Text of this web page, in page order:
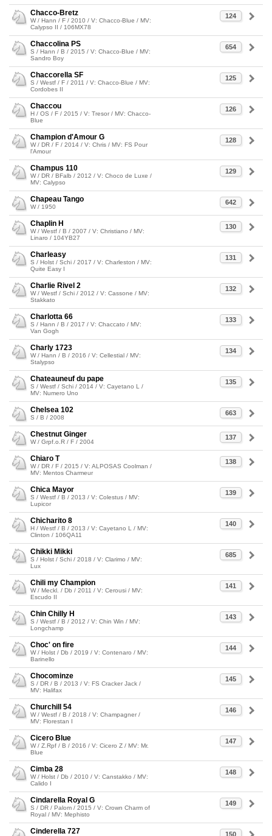
124
Chacco-Bretz
W / Hann / F / 2010 / V: Chacco-Blue / MV:
Calypso II / 106MX78
654
Chaccolina PS
S / Hann / B / 2015 / V: Chacco-Blue / MV:
Sandro Boy
125
Chaccorella SF
S / Westf / F / 2011 / V: Chacco-Blue / MV:
Cordobes II
126
Chaccou
H / OS / F / 2015 / V: Tresor / MV: Chacco-
Blue
128
Champion d'Amour G
W / DR / F / 2014 / V: Chris / MV: FS Pour
l'Amour
129
Champus 110
W / DR / BFalb / 2012 / V: Choco de Luxe /
MV: Calypso
642
Chapeau Tango
W / 1950
130
Chaplin H
W / Westf / B / 2007 / V: Christiano / MV:
Linaro / 104YB27
131
Charleasy
S / Holst / Schi / 2017 / V: Charleston / MV:
Quite Easy I
132
Charlie Rivel 2
W / Westf / Schi / 2012 / V: Cassone / MV:
Stakkato
133
Charlotta 66
S / Hann / B / 2017 / V: Chaccato / MV:
Van Gogh
134
Charly 1723
W / Hann / B / 2016 / V: Cellestial / MV:
Stalypso
135
Chateauneuf du pape
S / Westf / Schi / 2014 / V: Cayetano L /
MV: Numero Uno
663
Chelsea 102
S / B / 2008
137
Chestnut Ginger
W / Grpf.o.R / F / 2004
138
Chiaro T
W / DR / F / 2015 / V: ALPOSAS Coolman /
MV: Mentos Charmeur
139
Chica Mayor
S / Westf / B / 2013 / V: Colestus / MV:
Lupicor
140
Chicharito 8
H / Westf / B / 2013 / V: Cayetano L / MV:
Clinton / 106QA11
685
Chikki Mikki
S / Holst / Schi / 2018 / V: Clarimo / MV:
Lux
141
Chili my Champion
W / Meckl. / Db / 2011 / V: Cerousi / MV:
Escudo II
143
Chin Chilly H
S / Westf / B / 2012 / V: Chin Win / MV:
Longchamp
144
Choc' on fire
W / Holst / Db / 2019 / V: Contenaro / MV:
Barinello
145
Chocominze
S / DR / B / 2013 / V: FS Cracker Jack /
MV: Halifax
146
Churchill 54
W / Westf / B / 2018 / V: Champagner /
MV: Florestan I
147
Cicero Blue
W / Z.Rpf / B / 2016 / V: Cicero Z / MV: Mr.
Blue
148
Cimba 28
W / Holst / Db / 2010 / V: Canstakko / MV:
Calido I
149
Cindarella Royal G
S / DR / Palom / 2015 / V: Crown Charm of
Royal / MV: Mephisto
150
Cinderella 727